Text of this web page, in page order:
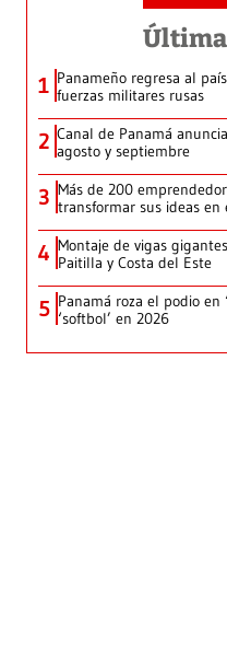
1 Panameño regresa al
fuerzas militares rusas
2 Canal de Panamá
agosto y septiembre
3 Más de 200
transformar sus ideas
4 Montaje de vigas
Paitilla y Costa del Este
5 Panamá roza el podio en
‘softbol’ en 2026